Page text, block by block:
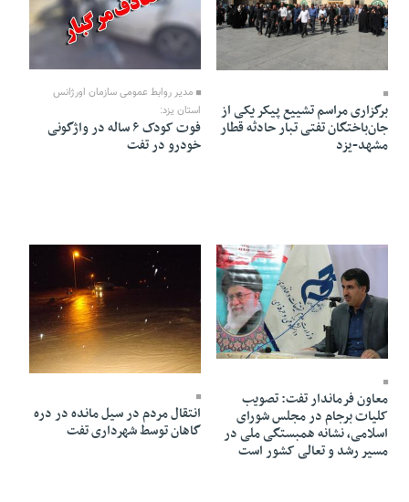
برگزاری مراسم تشییع پیکر یکی از
جان‌باختگان تفتی تبار حادثه قطار
مشهد-یزد
مدیر روابط عمومی سازمان اورژانس
استان یزد:
فوت کودک ۶ ساله در واژگونی
خودرو در تفت
19 Tir 1403 - 10:29
معاون فرماندار تفت: تصویب
کلیات برجام در مجلس شورای
اسلامی، نشانه همبستگی ملی در
مسیر رشد و تعالی کشور است
19 Tir 1403 - 10:29
انتقال مردم در سیل مانده در دره
گاهان توسط شهرداری تفت